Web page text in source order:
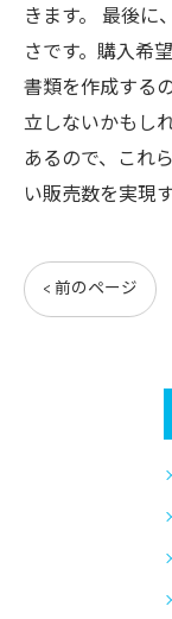
きます。 最後に
さです。購入希
書類を作成する
立しないかもし
あるので、これ
い販売数を実現
< 前のページ